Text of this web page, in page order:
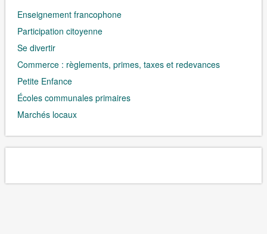
Enseignement francophone
Participation citoyenne
Se divertir
Commerce : règlements, primes, taxes et redevances
Petite Enfance
Écoles communales primaires
Marchés locaux